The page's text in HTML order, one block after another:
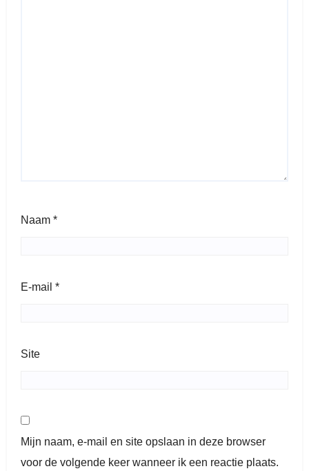
Naam *
E-mail *
Site
Mijn naam, e-mail en site opslaan in deze browser
voor de volgende keer wanneer ik een reactie plaats.